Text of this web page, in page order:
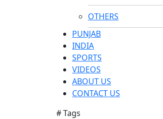
OTHERS
PUNJAB
INDIA
SPORTS
VIDEOS
ABOUT US
CONTACT US
# Tags